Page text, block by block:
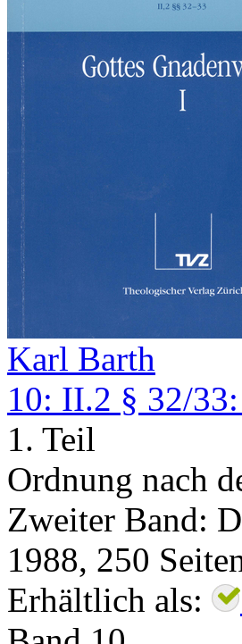
Karl Barth
10: II.2 § 32/
1. Teil
Ordnung nach
Zweiter Band:
1988, 250
Erhältlich als: